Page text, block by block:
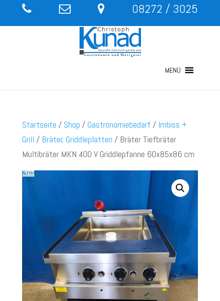
08272 / 3025
MENÜ
Startseite / Shop /Gastronomiebedarf / Imbiss +
Grill / Bräter, Griddleplatten / Bräter Tiefbräter
Multibräter MKN 400 V Griddlepfanne 60x85x86 cm